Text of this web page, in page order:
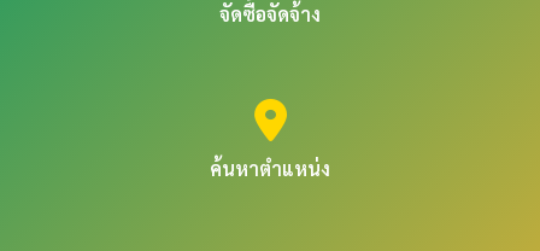
จัดซื้อจัดจ้าง
ค้นหาตำแหน่ง